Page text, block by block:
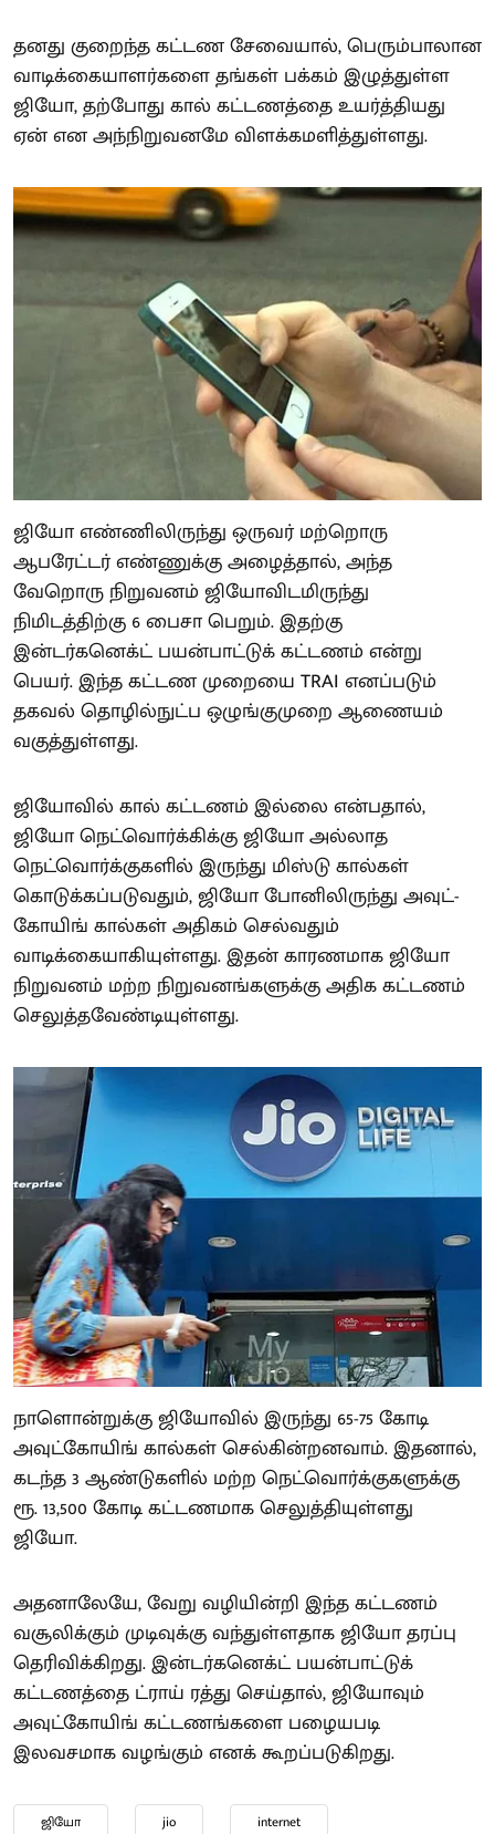
தனது குறைந்த கட்டண சேவையால், பெரும்பாலான
வாடிக்கையாளர்களை தங்கள் பக்கம் இழுத்துள்ள
ஜியோ, தற்போது கால் கட்டணத்தை உயர்த்தியது
ஏன் என அந்நிறுவனமே விளக்கமளித்துள்ளது.
ஜியோ எண்ணிலிருந்து ஒருவர் மற்றொரு
ஆபரேட்டர் எண்ணுக்கு அழைத்தால், அந்த
வேறொரு நிறுவனம் ஜியோவிடமிருந்து
நிமிடத்திற்கு 6 பைசா பெறும். இதற்கு
இன்டர்கனெக்ட் பயன்பாட்டுக் கட்டணம் என்று
பெயர். இந்த கட்டண முறையை TRAI எனப்படும்
தகவல் தொழில்நுட்ப ஒழுங்குமுறை ஆணையம்
வகுத்துள்ளது.
ஜியோவில் கால் கட்டணம் இல்லை என்பதால்,
ஜியோ நெட்வொர்க்கிக்கு ஜியோ அல்லாத
நெட்வொர்க்குகளில் இருந்து மிஸ்டு கால்கள்
கொடுக்கப்படுவதும், ஜியோ போனிலிருந்து அவுட்-
கோயிங் கால்கள் அதிகம் செல்வதும்
வாடிக்கையாகியுள்ளது. இதன் காரணமாக ஜியோ
நிறுவனம் மற்ற நிறுவனங்களுக்கு அதிக கட்டணம்
செலுத்தவேண்டியுள்ளது.
நாளொன்றுக்கு ஜியோவில் இருந்து 65-75 கோடி
அவுட்கோயிங் கால்கள் செல்கின்றனவாம். இதனால்,
கடந்த 3 ஆண்டுகளில் மற்ற நெட்வொர்க்குகளுக்கு
ரூ. 13,500 கோடி கட்டணமாக செலுத்தியுள்ளது
ஜியோ.
அதனாலேயே, வேறு வழியின்றி இந்த கட்டணம்
வசூலிக்கும் முடிவுக்கு வந்துள்ளதாக ஜியோ தரப்பு
தெரிவிக்கிறது. இன்டர்கனெக்ட் பயன்பாட்டுக்
கட்டணத்தை ட்ராய் ரத்து செய்தால், ஜியோவும்
அவுட்கோயிங் கட்டணங்களை பழையபடி
இலவசமாக வழங்கும் எனக் கூறப்படுகிறது.
ஜியோ jio internet